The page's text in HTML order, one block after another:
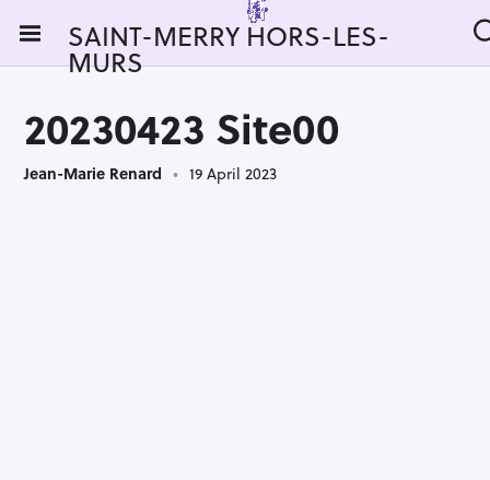
i
SAINT-MERRY HORS-LES-
MURS
20230423 Site00
Jean-Marie Renard 19 April 2023